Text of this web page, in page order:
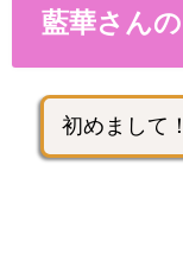
藍華さん
初めまして